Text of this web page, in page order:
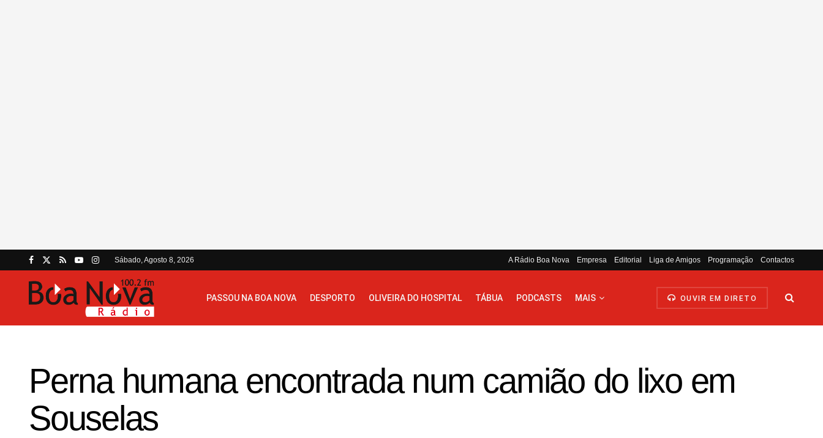
Sábado, Agosto 8, 2026 A Rádio Boa Nova Empresa Editorial Liga de Amigos Programação Contactos
PASSOU NA BOA NOVA DESPORTO OLIVEIRA DO HOSPITAL TÁBUA PODCASTS MAIS OUVIR EM DIRETO
Perna humana encontrada num camião do lixo em
Souselas